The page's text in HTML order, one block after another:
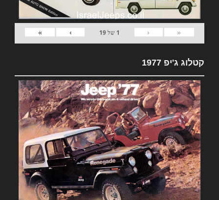
«
‹
1 של19
›
»
קטלוג ג'יפ 1977